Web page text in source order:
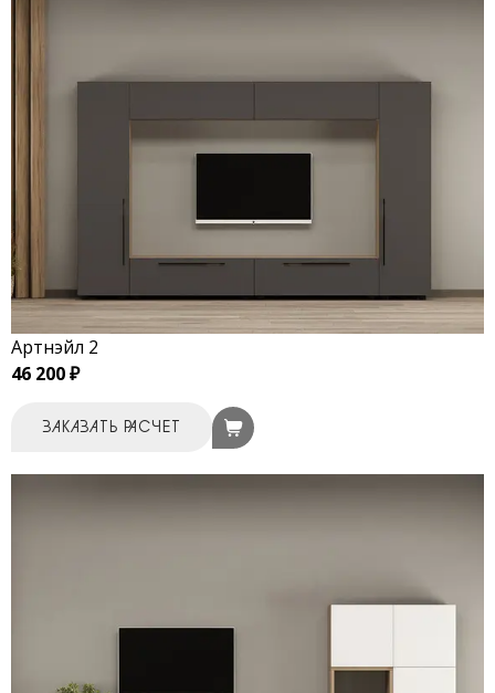
Артнэйл 2
46 200 ₽
ЗАКАЗАТЬ РАСЧЕТ